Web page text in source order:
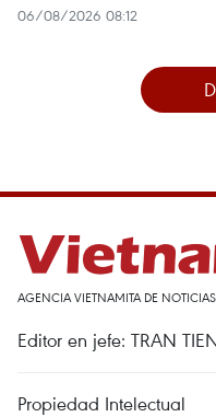
06/08/2026 08:12
AGENCIA VIETNAMITA DE NOTICIAS
Editor en jefe: TRAN
Propiedad Intelectual